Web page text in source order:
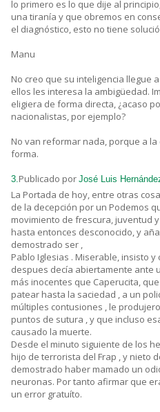
lo primero es lo que dije al
una tiranía y que obremos en
el diagnóstico, esto no tiene
Manu
No creo que su inteligencia llegue
ellos les interesa la ambigüedad.
eligiera de forma directa, ¿acaso
nacionalistas, por ejemplo?
No van reformar nada, porque a
forma.
3.Publicado por José Luis
La Portada de hoy, entre otras
de la decepción por un Podemos
movimiento de frescura, juventud
hasta entonces desconocido, y
demostrado ser ,
Pablo Iglesias . Miserable, insisto
despues decía abiertamente ante
más inocentes que Caperucita,
patear hasta la saciedad , a un
múltiples contusiones , le
puntos de sutura , y que incluso
causado la muerte.
Desde el minuto siguiente de los
hijo de terrorista del Frap , y nieto
demostrado haber mamado un
neuronas. Por tanto afirmar que
un error gratuíto.